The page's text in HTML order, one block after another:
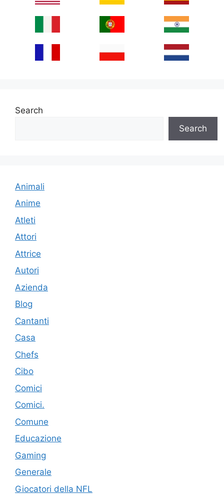
Search
Search
Animali
Anime
Atleti
Attori
Attrice
Autori
Azienda
Blog
Cantanti
Casa
Chefs
Cibo
Comici
Comici.
Comune
Educazione
Gaming
Generale
Giocatori della NFL